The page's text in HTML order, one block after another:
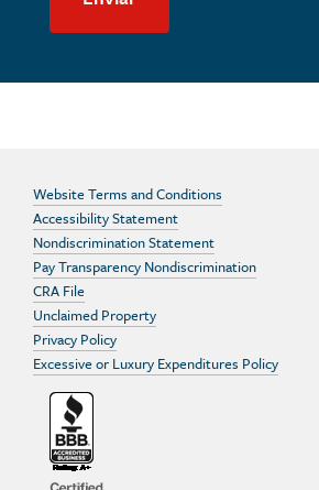
Website Terms and Conditions
Accessibility Statement
Nondiscrimination Statement
Pay Transparency Nondiscrimination
CRA File
Unclaimed Property
Privacy Policy
Excessive or Luxury Expenditures Policy